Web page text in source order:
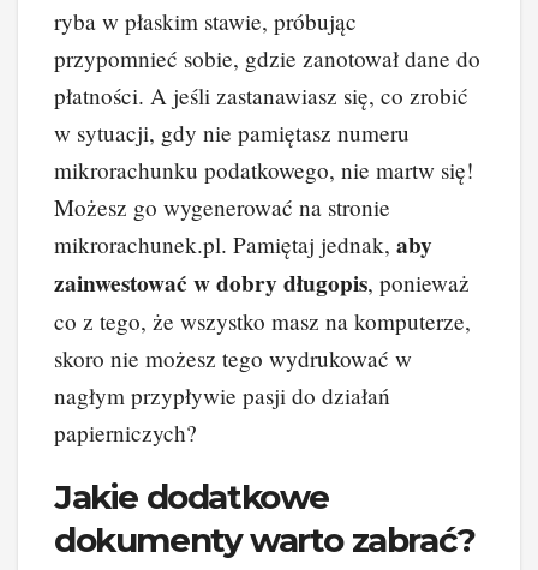
ryba w płaskim stawie, próbując
przypomnieć sobie, gdzie zanotował dane do
płatności. A jeśli zastanawiasz się, co zrobić
w sytuacji, gdy nie pamiętasz numeru
mikrorachunku podatkowego, nie martw się!
Możesz go wygenerować na stronie
mikrorachunek.pl. Pamiętaj jednak, aby
zainwestować w dobry długopis, ponieważ
co z tego, że wszystko masz na komputerze,
skoro nie możesz tego wydrukować w
nagłym przypływie pasji do działań
papierniczych?
Jakie dodatkowe
dokumenty warto zabrać?